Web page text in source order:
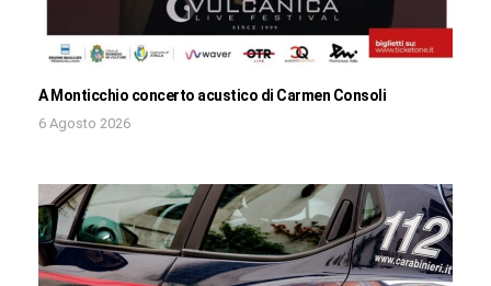
A Monticchio concerto acustico di Carmen Consoli
6 Agosto 2026